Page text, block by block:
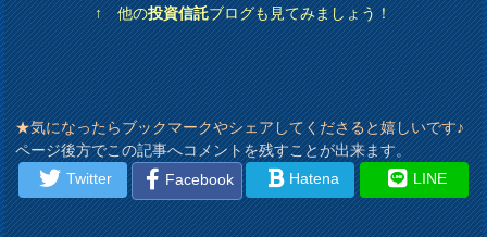
↑ 他の投資信託ブログも見てみましょう！
★気になったらブックマークやシェアしてくださると嬉しいです♪
ページ後方でこの記事へコメントを残すことが出来ます。
Twitter
Facebook Hatena LINE